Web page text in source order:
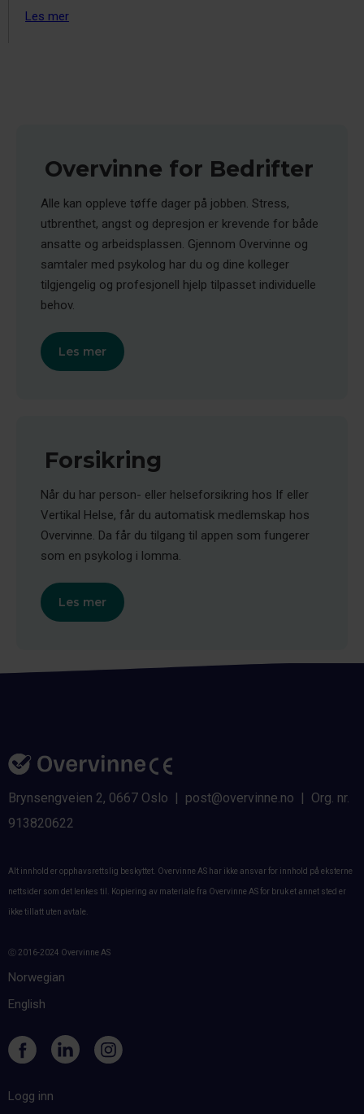
Les mer
Overvinne for Bedrifter
Alle kan oppleve tøffe dager på jobben. Stress,
utbrenthet, angst og depresjon er krevende for både
ansatte og arbeidsplassen. Gjennom Overvinne og
samtaler med psykolog har du og dine kolleger
tilgjengelig og profesjonell hjelp tilpasset individuelle
behov.
Les mer
Forsikring
Når du har person- eller helseforsikring hos If eller
Vertikal Helse, får du automatisk medlemskap hos
Overvinne. Da får du tilgang til appen som fungerer
som en psykolog i lomma.
Les mer
Brynsengveien 2, 0667 Oslo | post@overvinne.no | Org. nr.
913820622
Alt innhold er opphavsrettslig beskyttet. Overvinne AS har ikke ansvar for innhold på eksterne
nettsider som det lenkes til. Kopiering av materiale fra Overvinne AS for bruk et annet sted er
ikke tillatt uten avtale.
ⓒ 2016-2024 Overvinne AS
Norwegian
English
Logg inn